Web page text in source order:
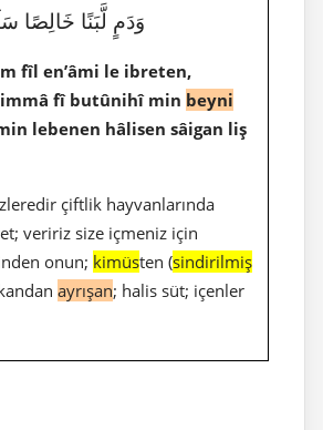
وَدَمٍ لَّبَنًا خَالِصًا
fîl en’âmi le ibreten,
fî butûnihî min beyni
lebenen hâlisen sâigan liş
çiftlik hayvanlarında
veririz size içmeniz için
onun; kimüsten (sindirilmiş
ayrışan; halis süt; içenler